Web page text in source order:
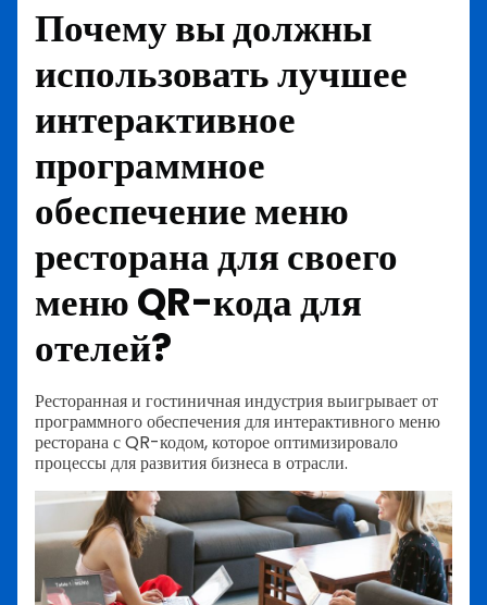
Почему вы должны
использовать лучшее
интерактивное
программное
обеспечение меню
ресторана для своего
меню QR-кода для
отелей?
Ресторанная и гостиничная индустрия выигрывает от
программного обеспечения для интерактивного меню
ресторана с QR-кодом, которое оптимизировало
процессы для развития бизнеса в отрасли.